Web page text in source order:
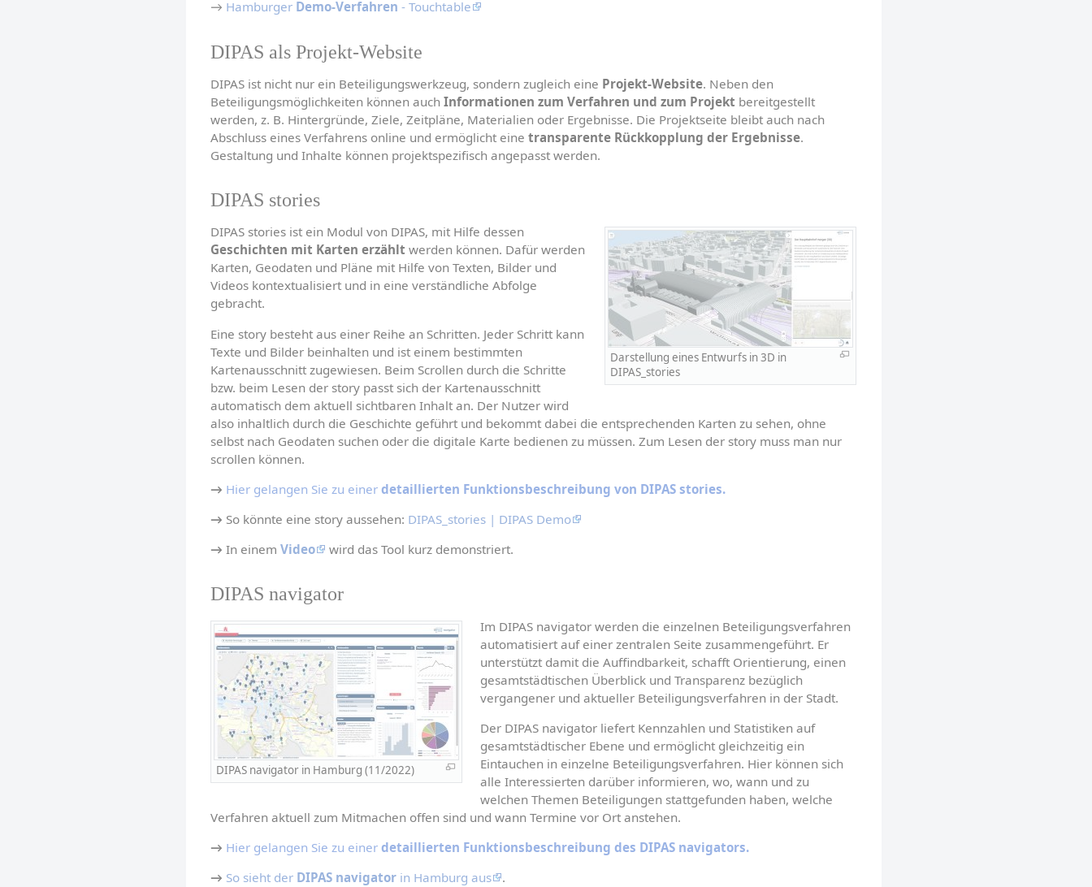
→ Hamburger Demo-Verfahren - Touchtable
DIPAS als Projekt-Website
DIPAS ist nicht nur ein Beteiligungswerkzeug, sondern zugleich eine Projekt-Website. Neben den
Beteiligungsmöglichkeiten können auch Informationen zum Verfahren und zum Projekt bereitgestellt
werden, z. B. Hintergründe, Ziele, Zeitpläne, Materialien oder Ergebnisse. Die Projektseite bleibt auch nach
Abschluss eines Verfahrens online und ermöglicht eine transparente Rückkopplung der Ergebnisse.
Gestaltung und Inhalte können projektspezifisch angepasst werden.
DIPAS stories
Darstellung eines Entwurfs in 3D in
DIPAS_stories
Geschichten mit Karten erzählt werden können. Dafür werden
Karten, Geodaten und Pläne mit Hilfe von Texten, Bilder und
Videos kontextualisiert und in eine verständliche Abfolge
gebracht.
Eine story besteht aus einer Reihe an Schritten. Jeder Schritt kann
Texte und Bilder beinhalten und ist einem bestimmten
Kartenausschnitt zugewiesen. Beim Scrollen durch die Schritte
bzw. beim Lesen der story passt sich der Kartenausschnitt
automatisch dem aktuell sichtbaren Inhalt an. Der Nutzer wird
also inhaltlich durch die Geschichte geführt und bekommt dabei die entsprechenden Karten zu sehen, ohne
selbst nach Geodaten suchen oder die digitale Karte bedienen zu müssen. Zum Lesen der story muss man nur
scrollen können.
→ Hier gelangen Sie zu einer detaillierten Funktionsbeschreibung von DIPAS stories.
→ So könnte eine story aussehen: DIPAS_stories | DIPAS Demo
→ In einem Video wird das Tool kurz demonstriert.
DIPAS navigator
DIPAS navigator in Hamburg (11/2022)
Im DIPAS navigator werden die einzelnen Beteiligungsverfahren
automatisiert auf einer zentralen Seite zusammengeführt. Er
unterstützt damit die Auffindbarkeit, schafft Orientierung, einen
gesamtstädtischen Überblick und Transparenz bezüglich
vergangener und aktueller Beteiligungsverfahren in der Stadt.
Der DIPAS navigator liefert Kennzahlen und Statistiken auf
gesamtstädtischer Ebene und ermöglicht gleichzeitig ein
Eintauchen in einzelne Beteiligungsverfahren. Hier können sich
alle Interessierten darüber informieren, wo, wann und zu
welchen Themen Beteiligungen stattgefunden haben, welche
Verfahren aktuell zum Mitmachen offen sind und wann Termine vor Ort anstehen.
→ Hier gelangen Sie zu einer detaillierten Funktionsbeschreibung des DIPAS navigators.
→ So sieht der DIPAS navigator in Hamburg aus .